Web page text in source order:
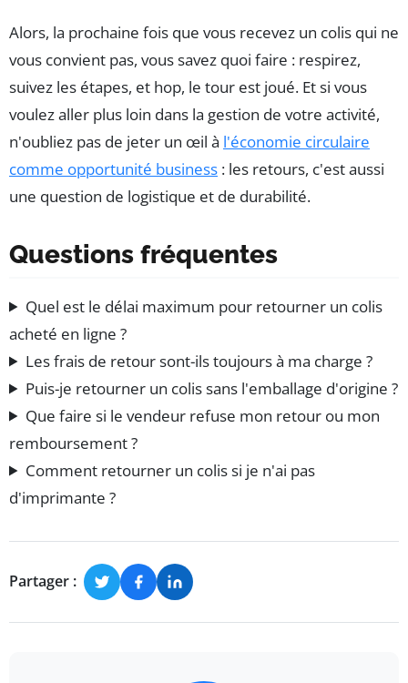
Alors, la prochaine fois que vous recevez un colis qui ne
vous convient pas, vous savez quoi faire : respirez,
suivez les étapes, et hop, le tour est joué. Et si vous
voulez aller plus loin dans la gestion de votre activité,
n'oubliez pas de jeter un œil à l'économie circulaire
comme opportunité business : les retours, c'est aussi
une question de logistique et de durabilité.
Questions fréquentes
Quel est le délai maximum pour retourner un colis
acheté en ligne ?
Les frais de retour sont-ils toujours à ma charge ?
Puis-je retourner un colis sans l'emballage d'origine ?
Que faire si le vendeur refuse mon retour ou mon
remboursement ?
Comment retourner un colis si je n'ai pas
d'imprimante ?
Partager :